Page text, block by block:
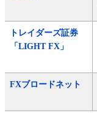
トレイダーズ証券
「LIGHT FX」
FXブロードネット